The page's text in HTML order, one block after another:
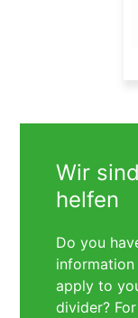
Wir
helfen
Do you
apply to
divider?